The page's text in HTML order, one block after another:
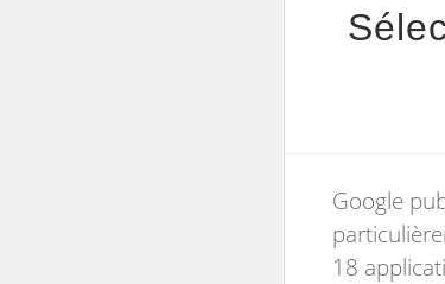
Google
18